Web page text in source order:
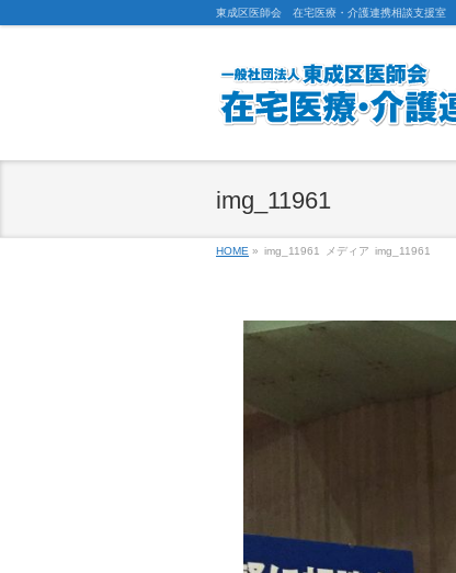
東成区医師会 在宅医療・介護連携相談支援室
img_11961
HOME » img_11961 メディア img_11961